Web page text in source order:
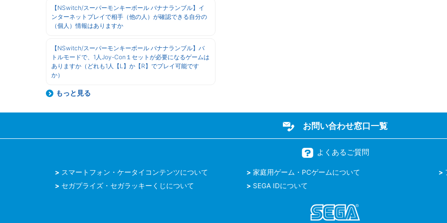
【NSwitch/スーパーモンキーボール バナナランブル】イ
ンターネットプレイで相手（他の人）が確認できる自分の
（個人）情報はありますか
【NSwitch/スーパーモンキーボール バナナランブル】バ
トルモードで、1人Joy-Con１セットが必要になるゲームは
ありますか（どれも1人【L】か【R】でプレイ可能です
か）
もっと見る
お問い合わせ窓口一覧
よくあるご質問
スマートフォン・ケータイコンテンツについて 家庭用ゲーム・PCゲームについて
セガプライズ・セガラッキーくじについて
SEGA IDについて